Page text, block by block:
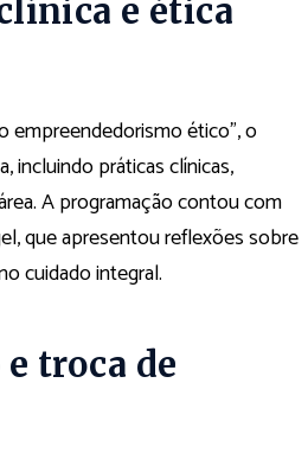
e ética
empreendedorismo ético”, o
incluindo práticas clínicas,
A programação contou com
que apresentou reflexões sobre
cuidado integral.
troca de